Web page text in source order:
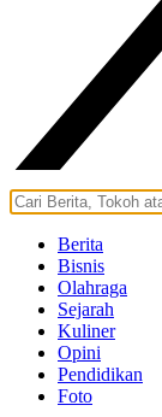
Berita
Bisnis
Olahraga
Sejarah
Kuliner
Opini
Pendidikan
Foto